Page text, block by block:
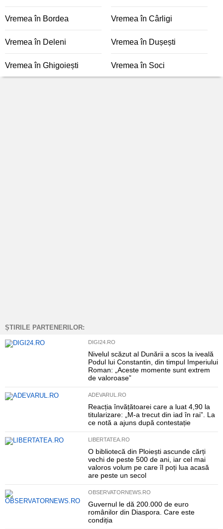
Vremea în Bordea Vremea în Cârligi
Vremea în Deleni Vremea în Dușești
Vremea în Ghigoiești Vremea în Soci
ȘTIRILE PARTENERILOR:
DIGI24.RO
Nivelul scăzut al Dunării a scos la iveală
Podul lui Constantin, din timpul Imperiului
Roman: „Aceste momente sunt extrem
de valoroase”
ADEVARUL.RO
Reacția învățătoarei care a luat 4,90 la
titularizare: „M-a trecut din iad în rai”. La
ce notă a ajuns după contestație
LIBERTATEA.RO
O bibliotecă din Ploiești ascunde cărți
vechi de peste 500 de ani, iar cel mai
valoros volum pe care îl poți lua acasă
are peste un secol
OBSERVATORNEWS.RO
Guvernul le dă 200.000 de euro
românilor din Diaspora. Care este
condiția